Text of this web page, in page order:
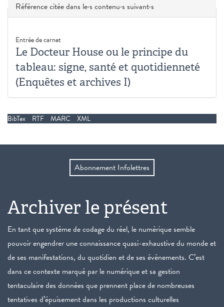
Masquer
Référence citée dans le·s contenu·s suivant·s
Entrée de carnet
Le Docteur House ou le principe du
tableau: signe, santé et quotidienneté
(Enquêtes et archives I)
BibTex RTF MARC XML
Abonnement Infolettres
Archiver le présent
En tant que système de codage du réel, le numérique semble
pouvoir engendrer une connaissance quasi-exhaustive du monde et
de ses manifestations, du quotidien et de ses événements. C’est
dans ce contexte marqué par le numérique et sa gestion
tentaculaire des données que prennent place de nombreuses
tentatives d’épuisement dans les productions culturelles